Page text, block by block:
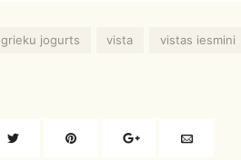
grieku jogurts vista vistas iesmini